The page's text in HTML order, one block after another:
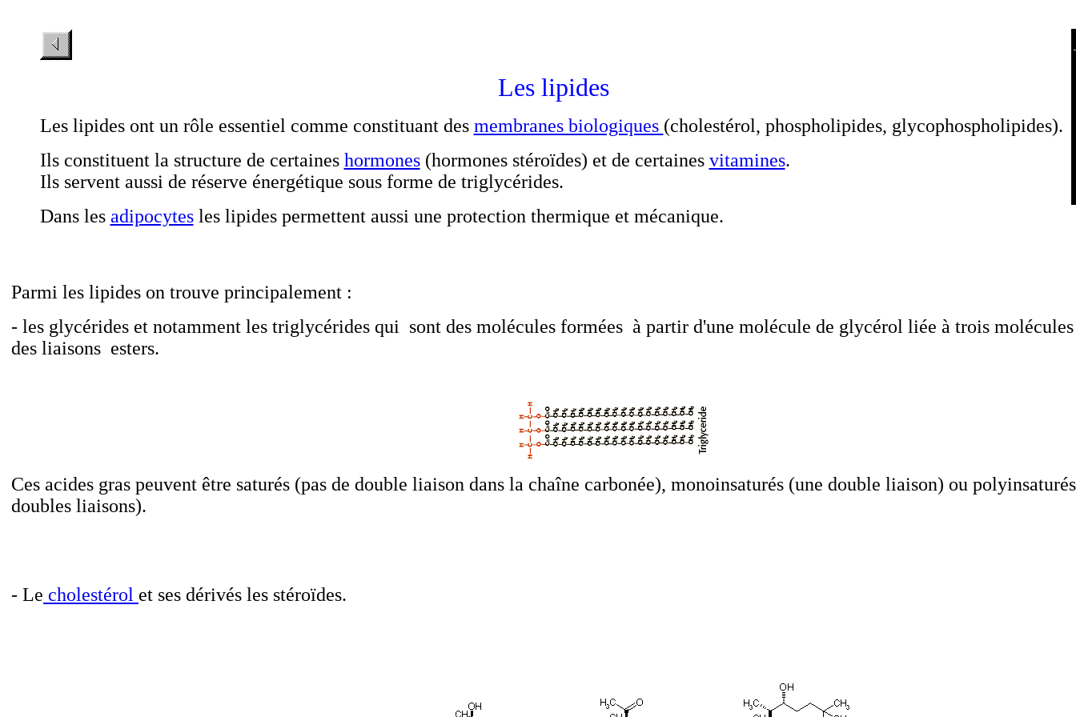
Les lipides
Les lipides ont un rôle essentiel comme constituant des membranes biologiques (cholestérol, phospholipides, glycophospholipides).
Ils constituent la structure de certaines hormones(hormones stéroïdes) et de certaines vitamines.
Ils servent aussi de réserve énergétique sous forme de triglycérides.
Dans les adipocytesles lipides permettent aussi une protection thermique et mécanique.
Parmi les lipides on trouve principalement :
- les glycérides et notamment les triglycérides qui sont des molécules formées à partir d'une molécule de glycérol liée à trois
des liaisons esters.
Ces acides gras peuvent être saturés (pas de double liaison dans la chaîne carbonée), monoinsaturés (une double liaison) ou
doubles liaisons).
- Le cholestérol et ses dérivés les stéroïdes.